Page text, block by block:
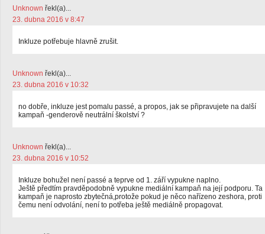
Unknown řekl(a)...
23. dubna 2016 v 8:47
Inkluze potřebuje hlavně zrušit.
Unknown řekl(a)...
23. dubna 2016 v 10:32
no dobře, inkluze jest pomalu passé, a propos, jak se připravujete na další
kampaň -genderově neutrální školství ?
Unknown řekl(a)...
23. dubna 2016 v 10:52
Inkluze bohužel není passé a teprve od 1. září vypukne naplno.
Ještě předtím pravděpodobně vypukne mediální kampaň na její podporu. Ta
kampaň je naprosto zbytečná,protože pokud je něco nařízeno zeshora, proti
čemu není odvolání, není to potřeba ještě mediálně propagovat.